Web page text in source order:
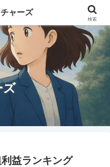
ズ
益ランキング
ャーズ
検索